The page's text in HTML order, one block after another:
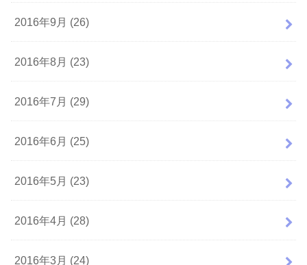
2016年9月 (26)
2016年8月 (23)
2016年7月 (29)
2016年6月 (25)
2016年5月 (23)
2016年4月 (28)
2016年3月 (24)